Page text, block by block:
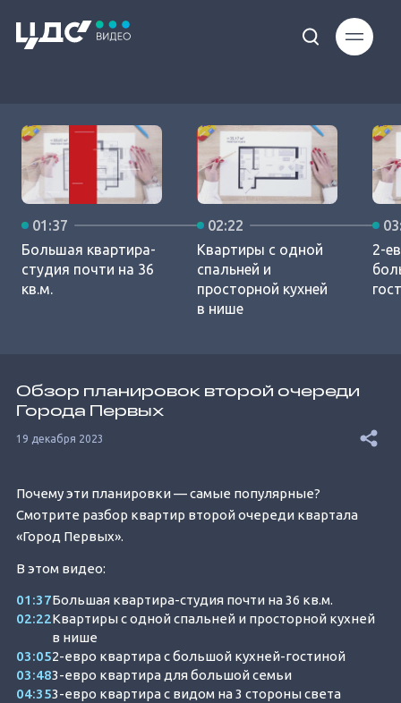
Unmute
01:37
Большая квартира-
студия почти на 36
кв.м.
02:22
Квартиры с одной
спальней и
просторной кухней
в нише
2-
Обзор планировок второй очереди
Города Первых
19 декабря 2023
Почему эти планировки — самые популярные?
Смотрите разбор квартир второй очереди квартала
«Город Первых».
В этом видео:
01:37Большая квартира-студия почти на 36 кв.м.
02:22Квартиры с одной спальней и просторной кухней
в нише
03:052-евро квартира с большой кухней-гостиной
03:483-евро квартира для большой семьи
04:353-евро квартира с видом на 3 стороны света